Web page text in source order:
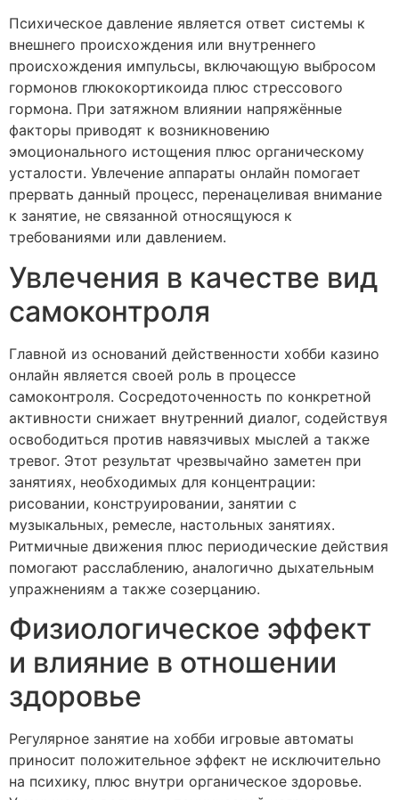
Психическое давление является ответ системы к
внешнего происхождения или внутреннего
происхождения импульсы, включающую выбросом
гормонов глюкокортикоида плюс стрессового
гормона. При затяжном влиянии напряжённые
факторы приводят к возникновению
эмоционального истощения плюс органическому
усталости. Увлечение аппараты онлайн помогает
прервать данный процесс, перенацеливая внимание
к занятие, не связанной относящуюся к
требованиями или давлением.
Увлечения в качестве вид
самоконтроля
Главной из оснований действенности хобби казино
онлайн является своей роль в процессе
самоконтроля. Сосредоточенность по конкретной
активности снижает внутренний диалог, содействуя
освободиться против навязчивых мыслей а также
тревог. Этот результат чрезвычайно заметен при
занятиях, необходимых для концентрации:
рисовании, конструировании, занятии с
музыкальных, ремесле, настольных занятиях.
Ритмичные движения плюс периодические действия
помогают расслаблению, аналогично дыхательным
упражнениям а также созерцанию.
Физиологическое эффект
и влияние в отношении
здоровье
Регулярное занятие на хобби игровые автоматы
приносит положительное эффект не исключительно
на психику, плюс внутри органическое здоровье.